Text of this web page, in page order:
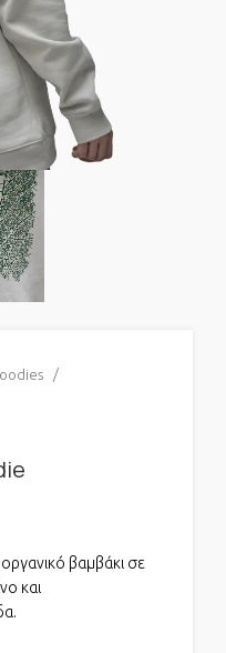
80,00 €.
τιμή είναι:
βαμβάκι σε
και